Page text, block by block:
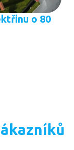
o 80